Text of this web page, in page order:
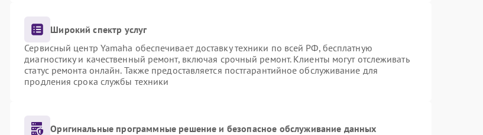
Широкий спектр услуг
Сервисный центр Yamaha обеспечивает доставку техники по всей РФ, бесплатную
диагностику и качественный ремонт, включая срочный ремонт. Клиенты могут отслеживать
статус ремонта онлайн. Также предоставляется постгарантийное обслуживание для
продления срока службы техники
Оригинальные программные решение и безопасное обслуживание данных